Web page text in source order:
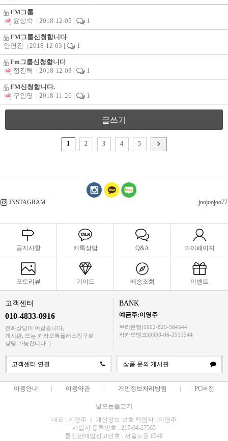
FM그룹
윤상숙
| 2018-12-05 1
FM그룹신청합니다
안연진
| 2018-12-03 1
Fm그룹신청합니다
정진해
| 2018-12-03 1
FM신청합니다.
구인영
| 2018-11-26 1
글쓰기
1 2 3 4 5
INSTAGRAM joojoojoo77
공지사항 카톡상담 Q&A 마이페이지
포토리뷰 가이드 배송조회 이벤트
고객센터
010-4833-0916
전화상담이 어렵습니다,
게시판, 또는 카카오톡플러스친구로
상담 가능합니다 :)
BANK
예금주:이영주
우리은행)1002-829-584544
카카오뱅크)3333-06-3511544
고객센터 연결 상품 문의 게시판
이용안내 이용약관 개인정보처리방침 PC버전
날으는물고기
대표 : 이영주 ㅣ 개인정보 보호 책임자 : 이영주
사업자 등록번호 : 217-04-27565
통신판매업신고번호 : 서울노원 0548